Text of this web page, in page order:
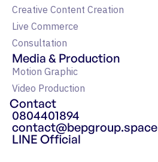
Creative Content Creation
Live Commerce
Consultation
Media & Production
Motion Graphic
Video Production
Contact
0804401894
contact@bepgroup.space
LINE Official